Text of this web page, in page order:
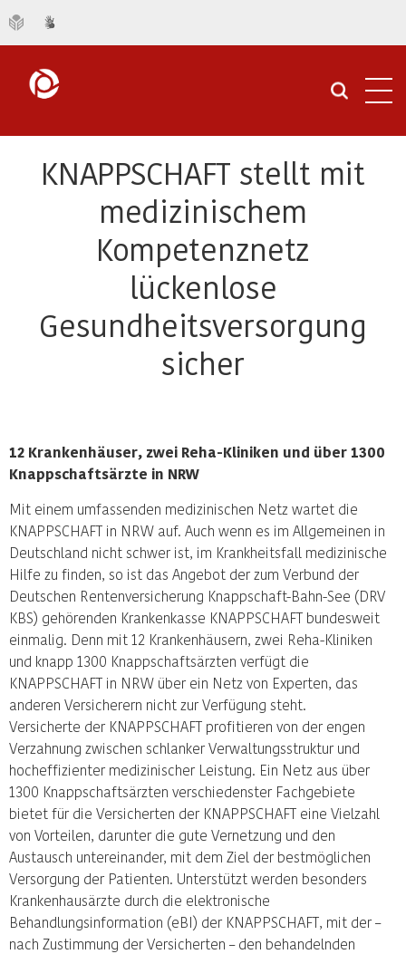
KNAPPSCHAFT stellt mit
medizinischem
Kompetenznetz
lückenlose
Gesundheitsversorgung
sicher
12 Krankenhäuser, zwei Reha-Kliniken und über 1300
Knappschaftsärzte in NRW
Mit einem umfassenden medizinischen Netz wartet die
KNAPPSCHAFT in NRW auf. Auch wenn es im Allgemeinen in
Deutschland nicht schwer ist, im Krankheitsfall medizinische
Hilfe zu finden, so ist das Angebot der zum Verbund der
Deutschen Rentenversicherung Knappschaft-Bahn-See (DRV
KBS) gehörenden Krankenkasse KNAPPSCHAFT bundesweit
einmalig. Denn mit 12 Krankenhäusern, zwei Reha-Kliniken
und knapp 1300 Knappschaftsärzten verfügt die
KNAPPSCHAFT in NRW über ein Netz von Experten, das
anderen Versicherern nicht zur Verfügung steht.
Versicherte der KNAPPSCHAFT profitieren von der engen
Verzahnung zwischen schlanker Verwaltungsstruktur und
hocheffizienter medizinischer Leistung. Ein Netz aus über
1300 Knappschaftsärzten verschiedenster Fachgebiete
bietet für die Versicherten der KNAPPSCHAFT eine Vielzahl
von Vorteilen, darunter die gute Vernetzung und den
Austausch untereinander, mit dem Ziel der bestmöglichen
Versorgung der Patienten. Unterstützt werden besonders
Krankenhausärzte durch die elektronische
Behandlungsinformation (eBI) der KNAPPSCHAFT, mit der –
nach Zustimmung der Versicherten – den behandelnden